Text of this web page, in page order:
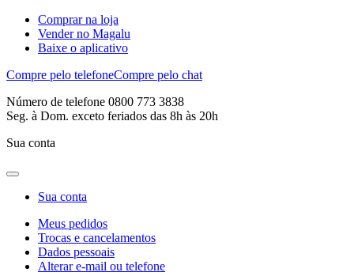
Comprar na loja
Vender no Magalu
Baixe o aplicativo
Compre pelo telefoneCompre pelo chat
Número de telefone 0800 773 3838
Seg. à Dom. exceto feriados das 8h às 20h
Sua conta
Sua conta
Meus pedidos
Trocas e cancelamentos
Dados pessoais
Alterar e-mail ou telefone